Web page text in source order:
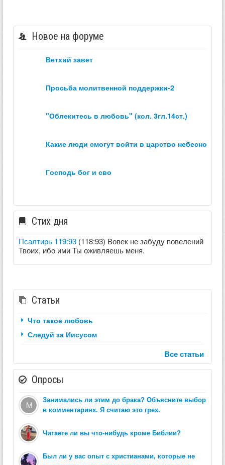
Новое на форуме
ветхий завет
просьба молитвенной поддержки-2
"облекитесь в любовь" (кол. 3гл.14ст.)
какие люди смогут войти в царство небесное？
господь бог и сво
Стих дня
Псалтирь 119:93 (118:93) Вовек не забуду повелений
Твоих, ибо ими Ты оживляешь меня.
Статьи
Что такое любовь
Следуй за Иисусом
Все статьи
Опросы
Занимались ли этим до брака? Объясните выбор
в комментариях. Я считаю это грех.
Читаете ли вы что-нибудь кроме Библии?
Был ли у вас опыт с христианами, которые не